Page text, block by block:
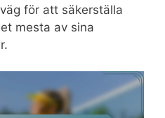
för att säkerställa
mesta av sina